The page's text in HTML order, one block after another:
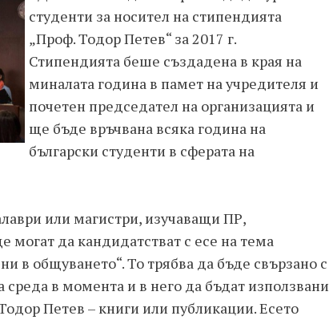
студенти за носител на стипендията
„Проф. Тодор Петев“ за 2017 г.
Стипендията беше създадена в края на
миналата година в памет на учредителя и
почетен председател на организацията и
ще бъде връчвана всяка година на
български студенти в сферата на
или магистри, изучаващи ПР,
да кандидатстват с есе на тема
в общуването“. То трябва да бъде свързано с
среда в момента и в него да бъдат използвани
Петев – книги или публикации. Есето